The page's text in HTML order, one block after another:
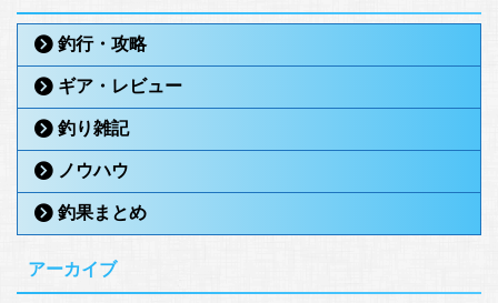
釣行・攻略
ギア・レビュー
釣り雑記
ノウハウ
釣果まとめ
アーカイブ